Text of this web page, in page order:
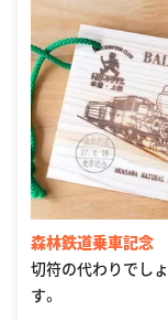
森林鉄道乗車記念
切符の代わりでし
す。